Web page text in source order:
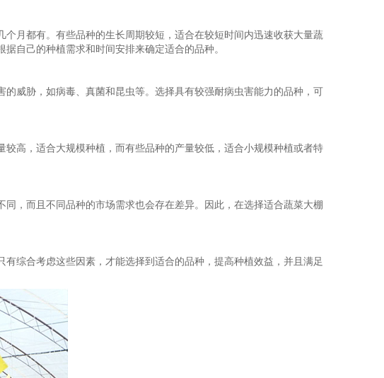
月都有。有些品种的生长周期较短，适合在较短时间内迅速收获大量蔬
自己的种植需求和时间安排来确定适合的品种。
威胁，如病毒、真菌和昆虫等。选择具有较强耐病虫害能力的品种，可
高，适合大规模种植，而有些品种的产量较低，适合小规模种植或者特
，而且不同品种的市场需求也会存在差异。因此，在选择适合蔬菜大棚
综合考虑这些因素，才能选择到适合的品种，提高种植效益，并且满足